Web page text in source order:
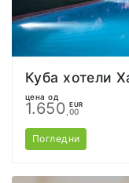
цена од
1.650 EUR
,00
Погледни